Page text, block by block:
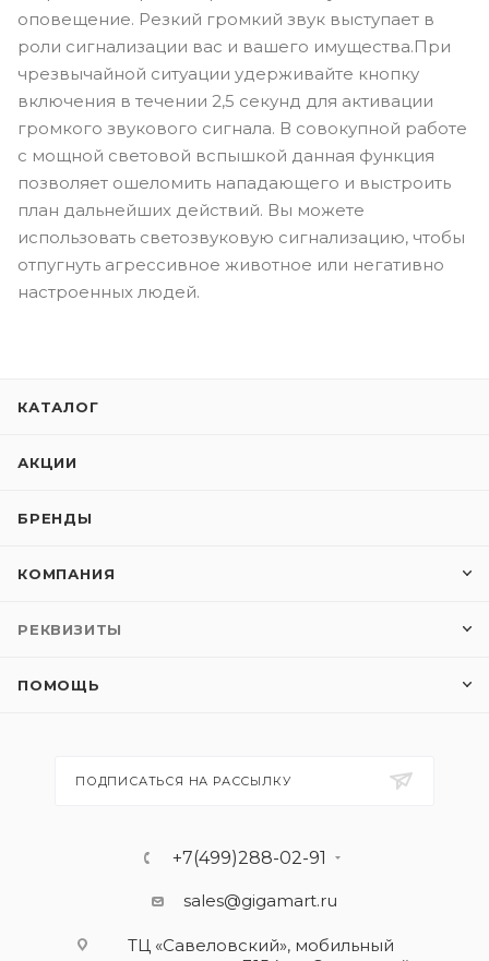
оповещение. Резкий громкий звук выступает в
роли сигнализации вас и вашего имущества.При
чрезвычайной ситуации удерживайте кнопку
включения в течении 2,5 секунд для активации
громкого звукового сигнала. В совокупной работе
с мощной световой вспышкой данная функция
позволяет ошеломить нападающего и выстроить
план дальнейших действий. Вы можете
использовать светозвуковую сигнализацию, чтобы
отпугнуть агрессивное животное или негативно
настроенных людей.
КАТАЛОГ
АКЦИИ
БРЕНДЫ
КОМПАНИЯ
РЕКВИЗИТЫ
ПОМОЩЬ
ПОДПИСАТЬСЯ НА РАССЫЛКУ
+7(499)288-02-91
sales@gigamart.ru
ТЦ «Савеловский», мобильный